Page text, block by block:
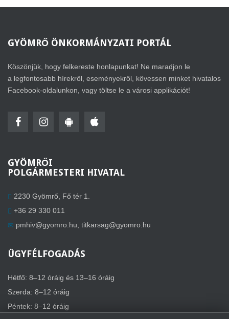
GYÖMRŐ ÖNKORMÁNYZATI PORTÁL
Köszönjük, hogy felkereste honlapunkat! Ne maradjon le
a legfontosabb hírekről, eseményekről, kövessen minket hivatalos
Facebook-oldalunkon, vagy töltse le a városi applikációt!
GYÖMRŐI
POLGÁRMESTERI HIVATAL
2230 Gyömrő, Fő tér 1.
+36 29 330 011
pmhiv@gyomro.hu titkarsag@gyomro.hu
ÜGYFÉLFOGADÁS
Hétfő: 8–12 óráig és 13–16 óráig
Szerda: 8–12 óráig
Péntek: 8–12 óráig